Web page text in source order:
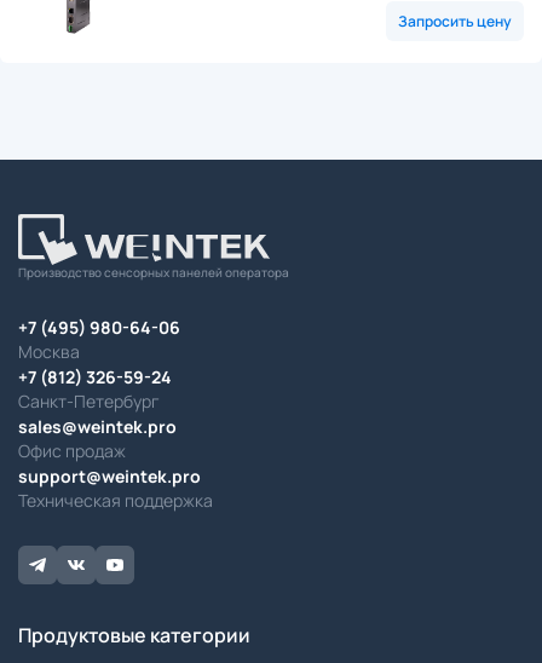
Запросить цену
Производство сенсорных панелей оператора
Москва
+7 (495) 980-64-06
Офис продаж
sales@weintek.pro
Санкт-Петербург
+7 (812) 326-59-24
Техническая поддержка
support@weintek.pro
Продуктовые категории